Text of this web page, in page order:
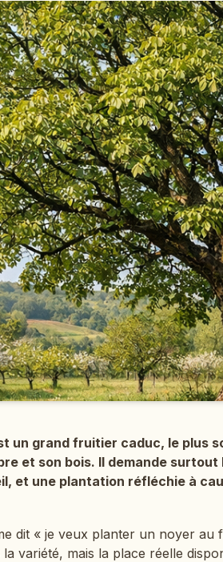
un grand fruitier caduc, le plus
et son bois. Il demande
et une plantation réfléchie à
dit « je veux planter un noyer au
la variété, mais la place réelle